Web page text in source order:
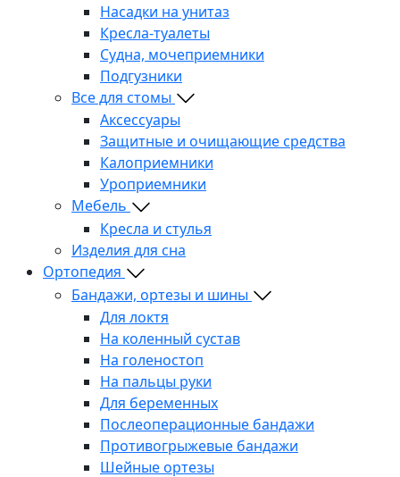
Насадки на унитаз
Кресла-туалеты
Судна, мочеприемники
Подгузники
Все для стомы
Аксессуары
Защитные и очищающие средства
Калоприемники
Уроприемники
Мебель
Кресла и стулья
Изделия для сна
Ортопедия
Бандажи, ортезы и шины
Для локтя
На коленный сустав
На голеностоп
На пальцы руки
Для беременных
Послеоперационные бандажи
Противогрыжевые бандажи
Шейные ортезы